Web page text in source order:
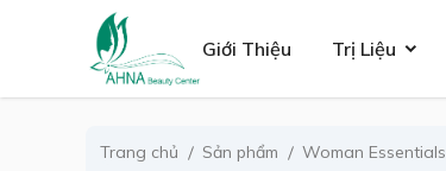
Giới Thiệu Trị Liệu
Trang chủ Sản phẩm Woman Essentials